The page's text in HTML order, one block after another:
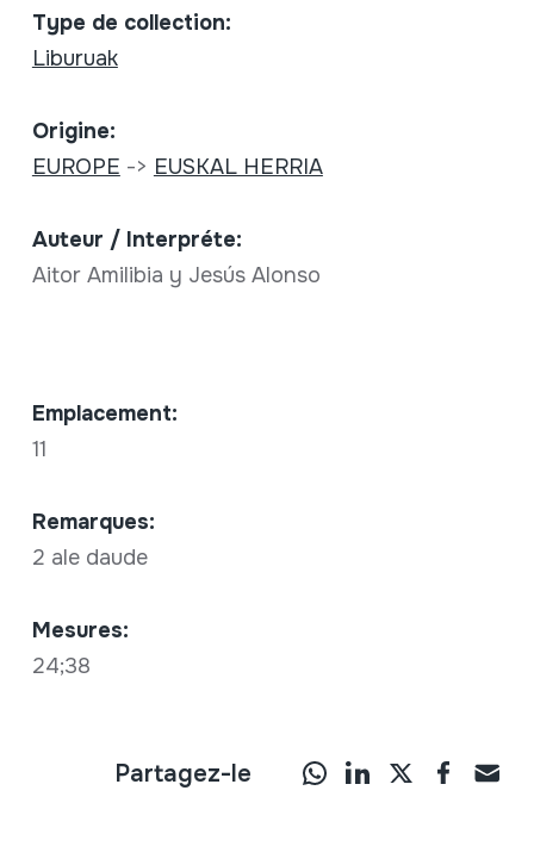
Type de collection:
Liburuak
Origine:
EUROPE -> EUSKAL HERRIA
Auteur / Interpréte:
Aitor Amilibia y Jesús Alonso
Emplacement:
11
Remarques:
2 ale daude
Mesures:
24;38
Partagez-le